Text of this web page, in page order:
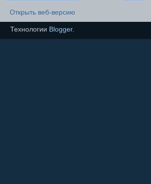
Открыть веб-версию
Технологии Blogger.